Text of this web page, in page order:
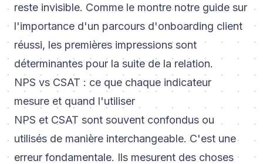
reste invisible. Comme le montre notre guide sur
l'importance d'un parcours d'onboarding client
réussi, les premières impressions sont
déterminantes pour la suite de la relation.
NPS vs CSAT : ce que chaque indicateur
mesure et quand l'utiliser
NPS et CSAT sont souvent confondus ou
utilisés de manière interchangeable. C'est une
erreur fondamentale. Ils mesurent des choses